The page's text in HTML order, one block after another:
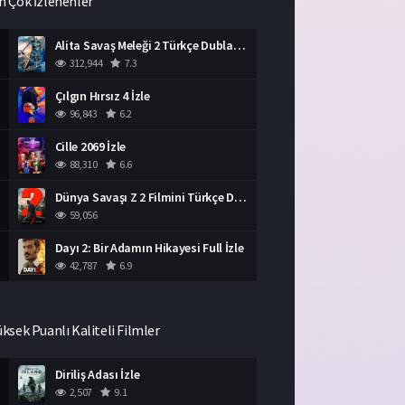
Alita Savaş Meleği 2 Türkçe Dublaj İzle HD Film
312,944 7.3
Çılgın Hırsız 4 İzle
96,843 6.2
Cille 2069 İzle
88,310 6.6
Dünya Savaşı Z 2 Filmini Türkçe Dublaj İzle
59,056
Dayı 2: Bir Adamın Hikayesi Full İzle
42,787 6.9
Puanlı Kaliteli Filmler
Diriliş Adası İzle
2,507 9.1